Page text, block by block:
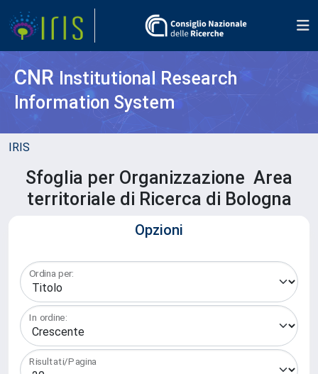
CNR Institutional Research
Information System
IRIS
Sfoglia per Organizzazione Area
territoriale di Ricerca di Bologna
Opzioni
Ordina per:
In ordine:
Risultati/Pagina